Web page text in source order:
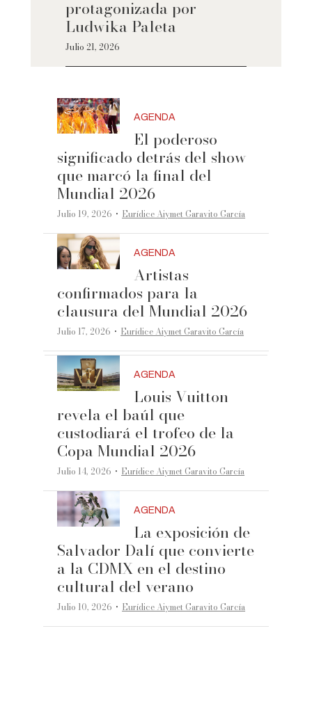
protagonizada por
Ludwika Paleta
Julio 21, 2026
AGENDA
El poderoso
significado detrás del show
que marcó la final del
Mundial 2026
Julio 19, 2026 ·Eurídice Aiymet Garavito García
AGENDA
Artistas
confirmados para la
clausura del Mundial 2026
Julio 17, 2026 ·Eurídice Aiymet Garavito García
AGENDA
Louis Vuitton
revela el baúl que
custodiará el trofeo de la
Copa Mundial 2026
Julio 14, 2026 ·Eurídice Aiymet Garavito García
AGENDA
La exposición de
Salvador Dalí que convierte
a la CDMX en el destino
cultural del verano
Julio 10, 2026 ·Eurídice Aiymet Garavito García